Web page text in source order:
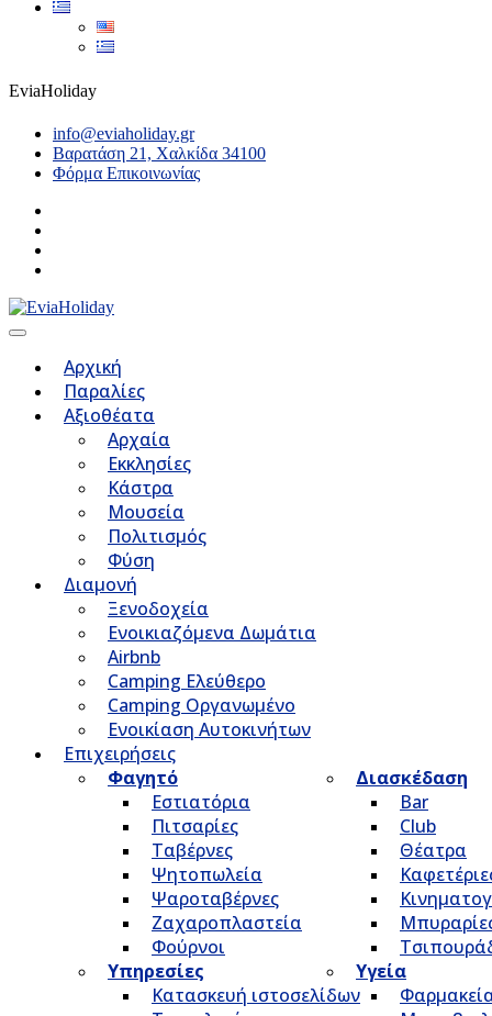
EviaHoliday
info@eviaholiday.gr
Βαρατάση 21, Χαλκίδα 34100
Φόρμα Επικοινωνίας
Αρχική
Παραλίες
Αξιοθέατα
Αρχαία
Εκκλησίες
Κάστρα
Μουσεία
Πολιτισμός
Φύση
Διαμονή
Ξενοδοχεία
Ενοικιαζόμενα Δωμάτια
Airbnb
Camping Ελεύθερο
Camping Οργανωμένο
Ενοικίαση Αυτοκινήτων
Επιχειρήσεις
Φαγητό
Εστιατόρια
Πιτσαρίες
Ταβέρνες
Ψητοπωλεία
Ψαροταβέρνες
Ζαχαροπλαστεία
Φούρνοι
Διασκέδαση
Bar
Club
Θέατρα
Υπηρεσίες
Κατασκευή ιστοσελίδων
Υγεία